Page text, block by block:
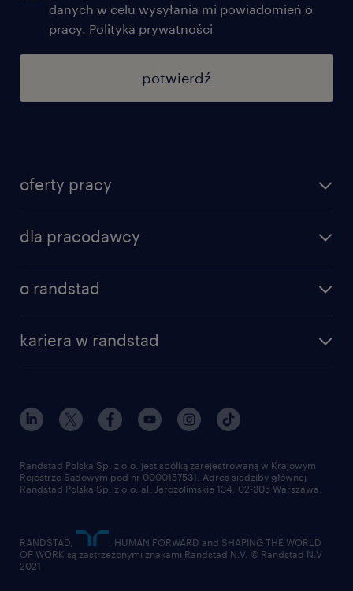
danych w celu wysyłania mi powiadomień o
pracy. Polityka prywatności
potwierdź
oferty pracy
specjalizacje
praca w amazon
dla pracodawcy
o randstad
dla mediów
dla dostawców
kariera w randstad
nasz świat
pracuj w randstad
złóż CV
Randstad Polska Sp. z o.o. jest spółką zarejestrowaną w Krajowym
Rejestrze Sądowym pod nr 0000157531. Adres siedziby głównej
Randstad Polska Sp. z o.o. al. Jerozolimskie 134, 02-305 Warszawa.
RANDSTAD,
, HUMAN FORWARD and SHAPING THE WORLD
OF WORK są zastrzeżonymi znakami Randstad N.V. © Randstad N.V
2021